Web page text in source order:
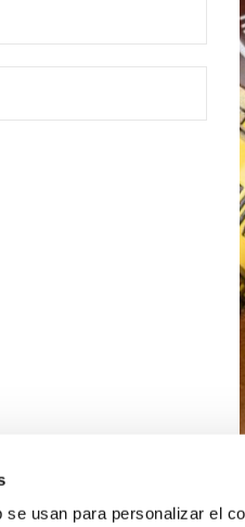
usan para personalizar el